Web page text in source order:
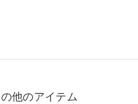
他のアイテム